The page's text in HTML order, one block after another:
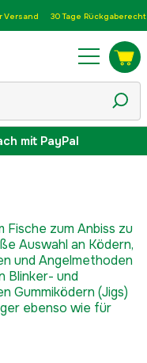
Versand 30 Tage Rückgaberecht
mit PayPal
Fische zum Anbiss zu
Auswahl an Ködern,
und Angelmethoden
Blinker- und
Gummiködern (Jigs)
ebenso wie für